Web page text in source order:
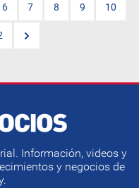
6 7 8 9 10
Información, videos y
y negocios de